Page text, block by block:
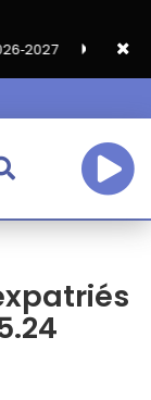
Grand café de